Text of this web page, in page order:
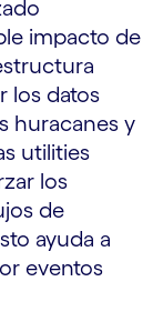
impacto de
los datos
huracanes y
utilities
los
de
ayuda a
eventos